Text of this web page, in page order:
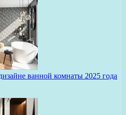
ванной комнаты 2025 года